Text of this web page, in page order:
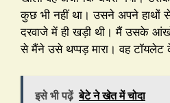
कुछ भी नहीं था। उसने अपने
दरवाजे में ही खड़ी थी। मैं उसके
से मैंने उसे थप्पड़ मारा। वह
इसे भी पढ़ें बेटे ने खेत में चोदा